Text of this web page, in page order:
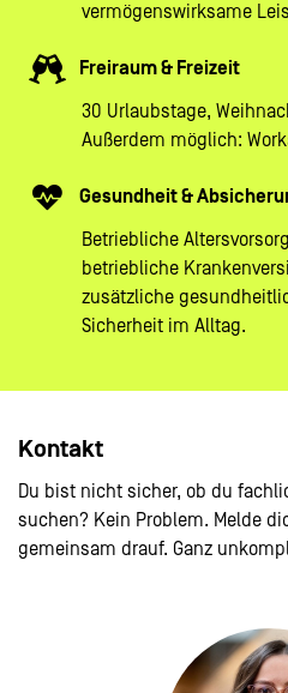
vermögenswirksame
Freiraum & Freizeit
30 Urlaubstage,
Außerdem möglich:
Gesundheit &
Betriebliche
betriebliche
zusätzliche
Sicherheit im Alltag.
Kontakt
Du bist nicht sicher, ob du
suchen? Kein Problem. Melde
gemeinsam drauf. Ganz